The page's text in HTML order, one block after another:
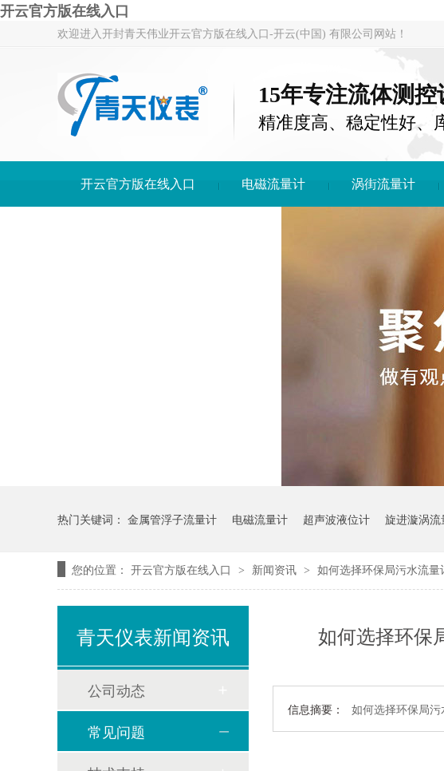
开云官方版在线入口
欢迎进入开封青天伟业开云官方版在线入口-开云(中国) 有限公司网站！
15年专注流体测
精准度高、稳定性好、
开云官方版在线入口 电磁流量计 涡街流量计
热门关键词： 金属管浮子流量计 电磁流量计 超声波液位计 旋进漩涡流
您的位置： 开云官方版在线入口 > 新闻资讯 > 如何选择环保局污水流
如何选择环保
信息摘要： 如何选择环保局
青天仪表新闻资讯
公司动态
常见问题